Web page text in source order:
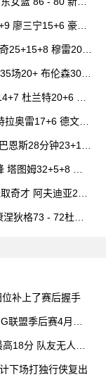
廖三宁15+6 豪斯
25+15+8 穆雷20+
场20+ 布伦森30分
杜兰特20+6 锡
奥雷17+6 德文·
恩斯28分钟23+15
塔图姆32+5+8 普
奇才 阿夫迪亚20+
狄格73 - 72杜克
补上了赛后握手
联盟季后赛4月开
18分 队友无人上
下场打独行侠复出